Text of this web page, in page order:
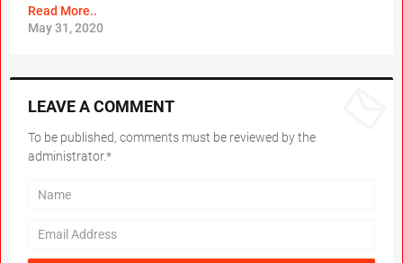
Read More..
May 31, 2020
LEAVE A COMMENT
To be published, comments must be reviewed by the
administrator.*